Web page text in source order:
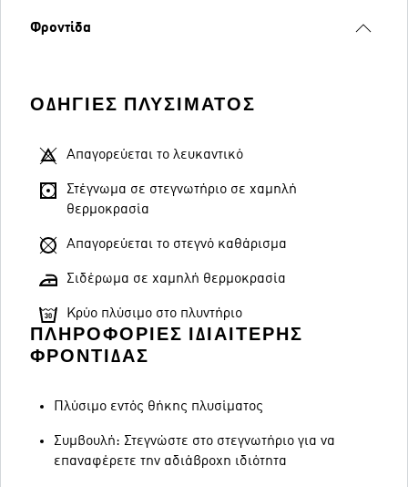
Φροντίδα
ΟΔΗΓΊΕΣ ΠΛΥΣΊΜΑΤΟΣ
Απαγορεύεται το λευκαντικό
Στέγνωμα σε στεγνωτήριο σε χαμηλή
θερμοκρασία
Απαγορεύεται το στεγνό καθάρισμα
Σιδέρωμα σε χαμηλή θερμοκρασία
Κρύο πλύσιμο στο πλυντήριο
ΠΛΗΡΟΦΟΡΊΕΣ ΙΔΙΑΊΤΕΡΗΣ
ΦΡΟΝΤΊΔΑΣ
Πλύσιμο εντός θήκης πλυσίματος
Συμβουλή: Στεγνώστε στο στεγνωτήριο για να
επαναφέρετε την αδιάβροχη ιδιότητα